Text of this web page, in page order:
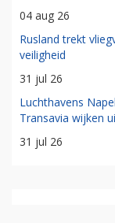
04 aug 26
Rusland trekt
veiligheid
31 jul 26
Luchthavens
Transavia wijken
31 jul 26